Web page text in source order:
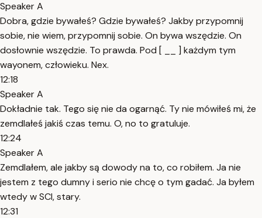
Speaker A
Dobra, gdzie bywałeś? Gdzie bywałeś? Jakby przypomnij
sobie, nie wiem, przypomnij sobie. On bywa wszędzie. On
dosłownie wszędzie. To prawda. Pod [ __ ] każdym tym
wayonem, człowieku. Nex.
12:18
Speaker A
Dokładnie tak. Tego się nie da ogarnąć. Ty nie mówiłeś mi, że
zemdlałeś jakiś czas temu. O, no to gratuluje.
12:24
Speaker A
Zemdlałem, ale jakby są dowody na to, co robiłem. Ja nie
jestem z tego dumny i serio nie chcę o tym gadać. Ja byłem
wtedy w SCI, stary.
12:31